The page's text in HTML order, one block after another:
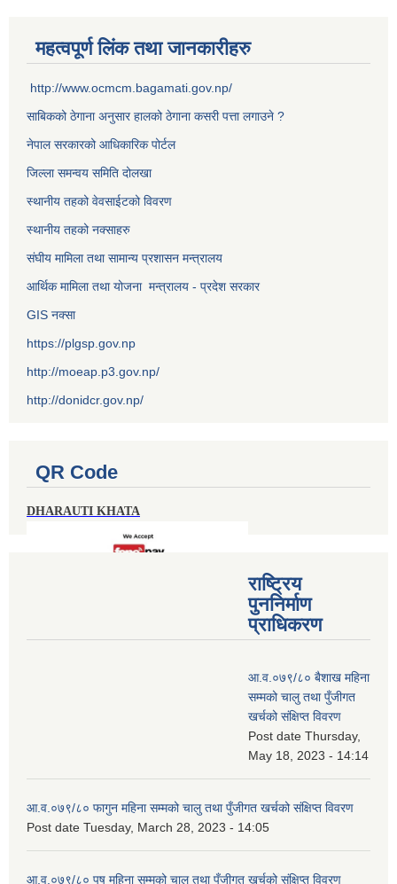
महत्वपूर्ण लिंक तथा जानकारीहरु
http://www.ocmcm.bagamati.gov.np/
साबिकको ठेगाना अनुसार हालको ठेगाना कसरी पत्ता लगाउने ?
नेपाल सरकारको आधिकारिक पोर्टल
जिल्ला समन्वय समिति दोलखा
स्थानीय तहको वेवसाईटको विवरण
स्थानीय तहको नक्साहरु
संघीय मामिला तथा सामान्य प्रशासन मन्त्रालय
आर्थिक मामिला तथा योजना मन्त्रालय - प्रदेश सरकार
GIS नक्सा
https://plgsp.gov.np
http://moeap.p3.gov.np/
http://donidcr.gov.np/
QR Code
DHARAUTI KHATA
राष्ट्रिय
पुननिर्माण
प्राधिकरण
आ.व.०७९/८० बैशाख महिना
सम्मको चालु तथा पुँजीगत
खर्चको संक्षिप्त विवरण
Post date Thursday,
May 18, 2023 - 14:14
आ.व.०७९/८० फागुन महिना सम्मको चालु तथा पुँजीगत खर्चको संक्षिप्त विवरण
Post date Tuesday, March 28, 2023 - 14:05
आ.व.०७९/८० पुष महिना सम्मको चालु तथा पुँजीगत खर्चको संक्षिप्त विवरण